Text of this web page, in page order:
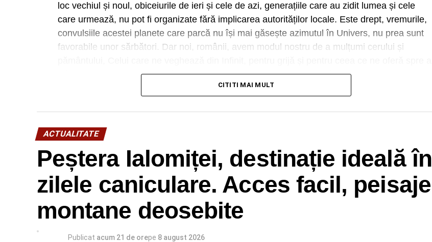
loc vechiul și noul, obiceiurile de ieri și cele de azi, generațiile care au zidit lumea și cele
care urmează, nu pot fi organizate fără implicarea autorităților locale. Este drept, vremurile,
convulsiile acestei planete care parcă nu își mai găsește azimutul în Univers, nu prea sunt
favorabile unor sărbători. Dar noi, românii, avem modul nostru de a mulțumi cerului și
trăi feriți de rele și oarecum îndestulați. „Zilele comunelor”, care se încropesc pe ici pe colea,
unde se adună toată suflarea satului pentru a petrece, pentru a ieși din rutina existențială, au
CITITI MAI MULT
ACTUALITATE
Peștera Ialomiței, destinație ideală în
zilele caniculare. Acces facil, peisaje
montane deosebite
Publicat acum 21 de orepe 8 august 2026